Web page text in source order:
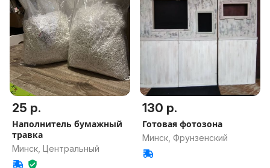
25 р.
Наполнитель бумажный
травка
Минск, Центральный
130 р.
Готовая фотозона
Минск, Фрунзенский